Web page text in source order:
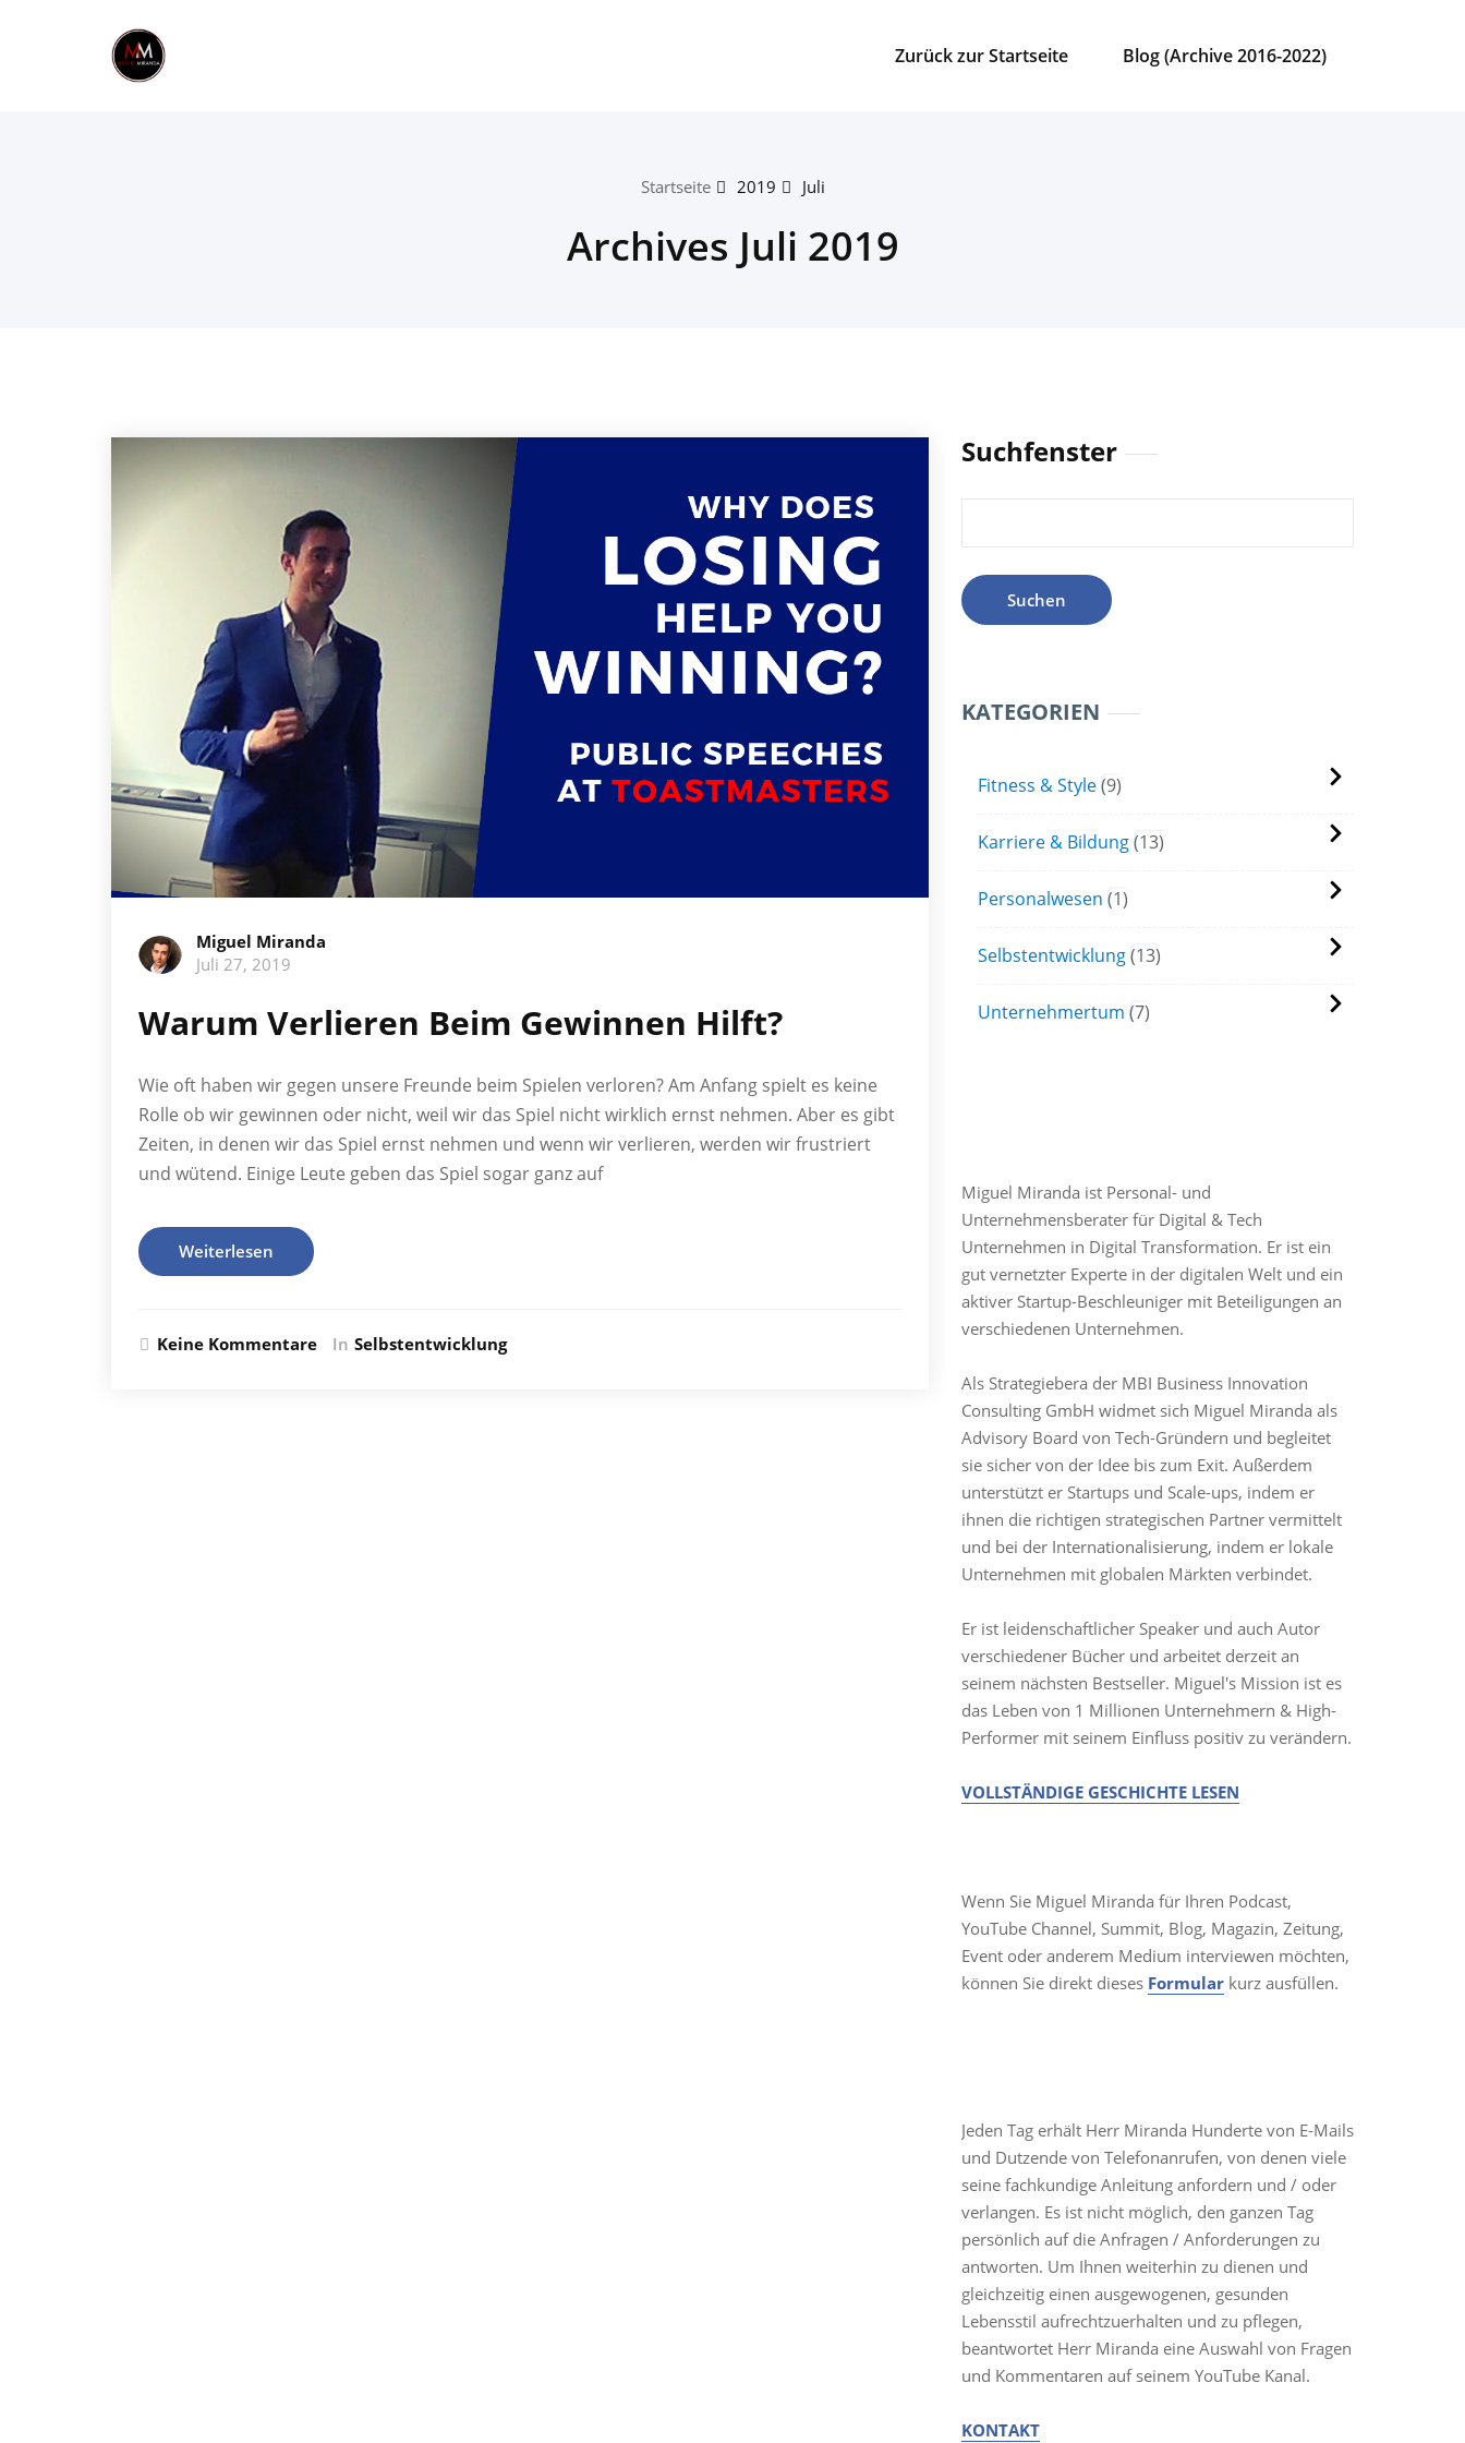
Zurück zur Startseite Blog (Archive 2016-2022)
Startseite 2019 Juli
Archives Juli 2019
Miguel Miranda
Juli 27, 2019
Warum Verlieren Beim Gewinnen Hilft?
Wie oft haben wir gegen unsere Freunde beim Spielen verloren? Am Anfang spielt es keine
Rolle ob wir gewinnen oder nicht, weil wir das Spiel nicht wirklich ernst nehmen. Aber es gibt
Zeiten, in denen wir das Spiel ernst nehmen und wenn wir verlieren, werden wir frustriert
und wütend. Einige Leute geben das Spiel sogar ganz auf
Weiterlesen
Keine Kommentare In Selbstentwicklung
Suchfenster
KATEGORIEN
Fitness & Style 9
Karriere & Bildung 13
Personalwesen 1
Selbstentwicklung 13
Unternehmertum 7
Miguel Miranda ist Personal- und
Unternehmensberater für Digital & Tech
Unternehmen in Digital Transformation. Er ist ein
gut vernetzter Experte in der digitalen Welt und ein
aktiver Startup-Beschleuniger mit Beteiligungen an
verschiedenen Unternehmen.
Als Strategiebera der MBI Business Innovation
Consulting GmbH widmet sich Miguel Miranda als
Advisory Board von Tech-Gründern und begleitet
sie sicher von der Idee bis zum Exit. Außerdem
unterstützt er Startups und Scale-ups, indem er
ihnen die richtigen strategischen Partner vermittelt
und bei der Internationalisierung, indem er lokale
Unternehmen mit globalen Märkten verbindet.
Er ist leidenschaftlicher Speaker und auch Autor
verschiedener Bücher und arbeitet derzeit an
seinem nächsten Bestseller. Miguel's Mission ist es
das Leben von 1 Millionen Unternehmern & High-
Performer mit seinem Einfluss positiv zu verändern.
VOLLSTÄNDIGE GESCHICHTE LESEN
Wenn Sie Miguel Miranda für Ihren Podcast,
YouTube Channel, Summit, Blog, Magazin, Zeitung,
Event oder anderem Medium interviewen möchten,
können Sie direkt dieses Formular kurz ausfüllen.
Jeden Tag erhält Herr Miranda Hunderte von E-Mails
und Dutzende von Telefonanrufen, von denen viele
seine fachkundige Anleitung anfordern und / oder
verlangen. Es ist nicht möglich, den ganzen Tag
persönlich auf die Anfragen / Anforderungen zu
antworten. Um Ihnen weiterhin zu dienen und
gleichzeitig einen ausgewogenen, gesunden
Lebensstil aufrechtzuerhalten und zu pflegen,
beantwortet Herr Miranda eine Auswahl von Fragen
und Kommentaren auf seinem YouTube Kanal.
KONTAKT